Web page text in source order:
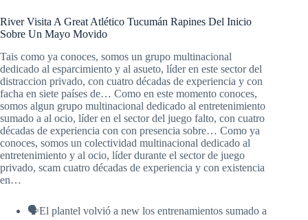
River Visita A Great Atlético Tucumán Rapines Del Inicio
Sobre Un Mayo Movido
Tais como ya conoces, somos un grupo multinacional
dedicado al esparcimiento y al asueto, líder en este sector del
distraccion privado, con cuatro décadas de experiencia y con
facha en siete países de… Como en este momento conoces,
somos algun grupo multinacional dedicado al entretenimiento
sumado a al ocio, líder en el sector del juego falto, con cuatro
décadas de experiencia con con presencia sobre… Como ya
conoces, somos un colectividad multinacional dedicado al
entretenimiento y al ocio, líder durante el sector de juego
privado, scam cuatro décadas de experiencia y con existencia
en…
🗣El plantel volvió a new los entrenamientos sumado a